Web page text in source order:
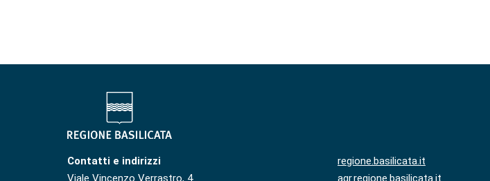
Contatti e indirizzi
Viale Vincenzo Verrastro, 4
regione.basilicata.it
agr.regione.basilicata.it